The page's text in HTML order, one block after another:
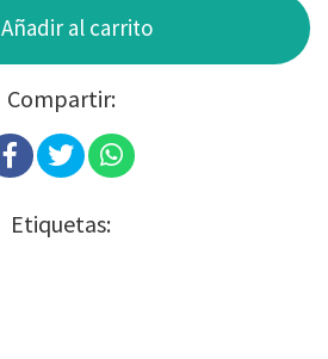
Añadir al carrito
Compartir:
Etiquetas: